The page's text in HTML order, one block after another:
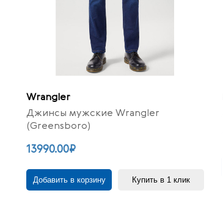
Wrangler
Джинсы мужские Wrangler
(Greensboro)
13990.00₽
Добавить в корзину Купить в 1 клик